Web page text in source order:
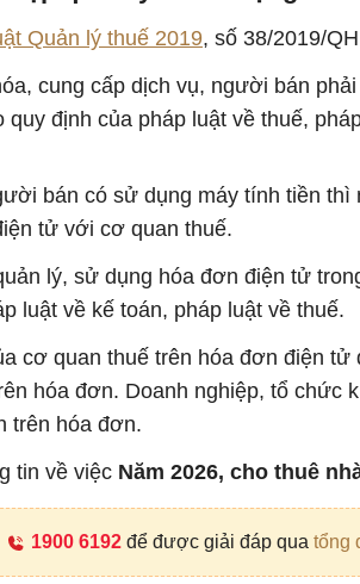
Quản lý thuế 2019, số 38/2019/
cung cấp dịch vụ, người bán
quy định của pháp luật về thuế,
bán có sử dụng máy tính tiền
tử với cơ quan thuế.
lý, sử dụng hóa đơn điện tử
luật về kế toán, pháp luật về thuế.
cơ quan thuế trên hóa đơn điện
hóa đơn. Doanh nghiệp, tổ chức
trên hóa đơn.
tin về việc Năm 2026, cho thuê
1900 6192để được giải đáp qua tổng